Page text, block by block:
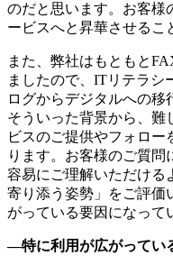
のだと思います。お客様
ービスへと昇華させるこ
また、弊社はもともと
ましたので、ITリテラシ
ログからデジタルへの移
そういった背景から、難
ビスのご提供やフォロ
ります。お客様のご質
容易にご理解いただける
寄り添う姿勢」をご評価
がっている要因になって
―特に利用が広がってい